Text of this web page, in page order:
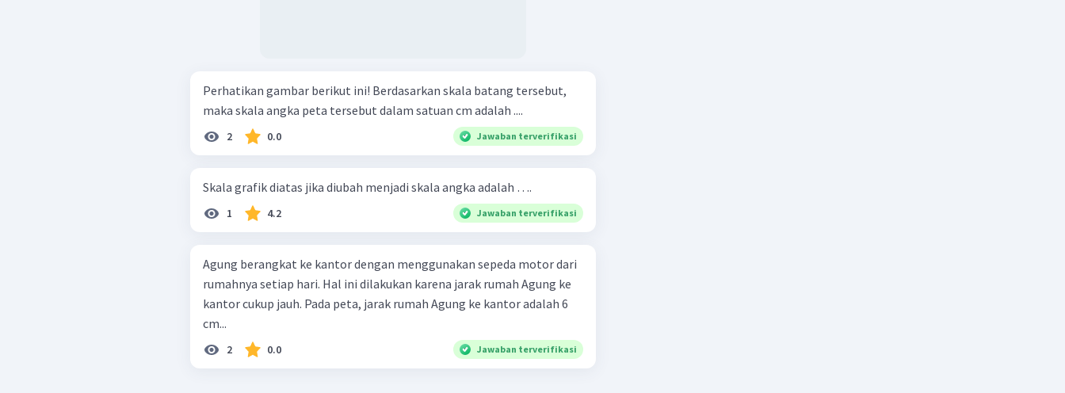
Perhatikan gambar berikut ini! Berdasarkan skala batang tersebut,
maka skala angka peta tersebut dalam satuan cm adalah ....
2 0.0 Jawaban terverifikasi
Skala grafik diatas jika diubah menjadi skala angka adalah ….
1 4.2 Jawaban terverifikasi
Agung berangkat ke kantor dengan menggunakan sepeda motor dari
rumahnya setiap hari. Hal ini dilakukan karena jarak rumah Agung ke
kantor cukup jauh. Pada peta, jarak rumah Agung ke kantor adalah 6
cm...
2 0.0 Jawaban terverifikasi